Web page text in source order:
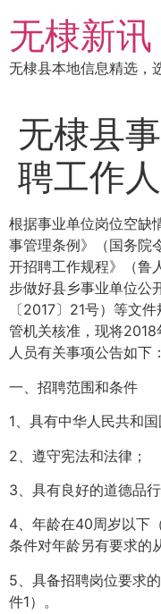
到
内
容
无棣新讯
无棣县本地信息精选，
无棣县
聘工作
根据事业单位岗位空缺
事管理条例》（国务院
开招聘工作规程》（鲁
步做好县乡事业单位公
〔2017〕21号）等文
管机关核准，现将
人员有关事项公告如下：
一、招聘范围和条件
1、具有中华人民共和国
2、遵守宪法和法律；
3、具有良好的道德品
4、年龄在40周岁以下
条件对年龄另有要求的
5、具备招聘岗位要求
件1）。